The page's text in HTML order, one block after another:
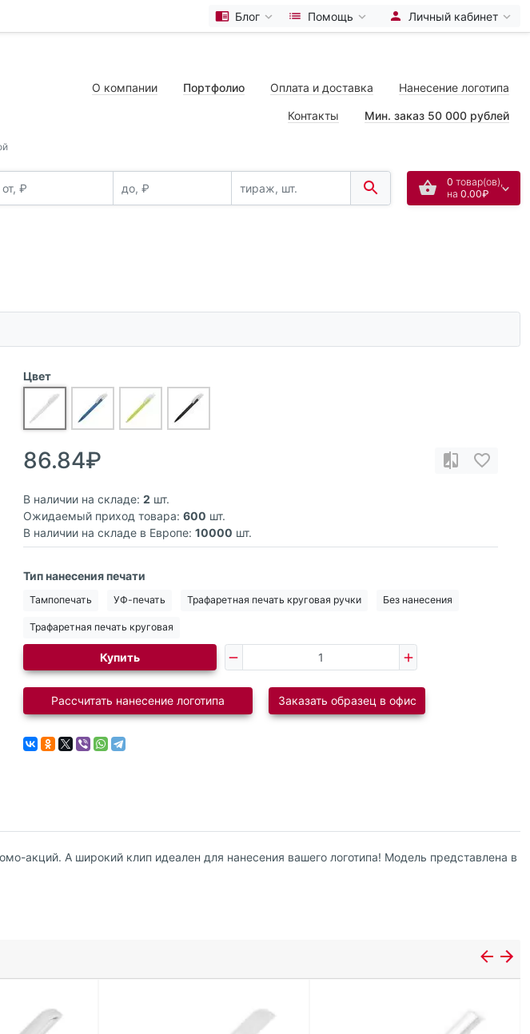
Блог Помощь Личный кабинет
О компании Портфолио Оплата и доставка Нанесение логотипа
Контакты Мин. заказ 50 000 рублей
0 товар(ов),
на 0.00₽
Цвет
86.84₽
В наличии на складе: 2 шт.
Ожидаемый приход товара: 600 шт.
В наличии на складе в Европе: 10000 шт.
Тип нанесения печати
Тампопечать УФ-печать Трафаретная печать круговая ручки Без нанесения
Трафаретная печать круговая
Купить
Рассчитать нанесение логотипа Заказать образец в офис
акций. А широкий клип идеален для нанесения вашего логотипа! Модель представлена в